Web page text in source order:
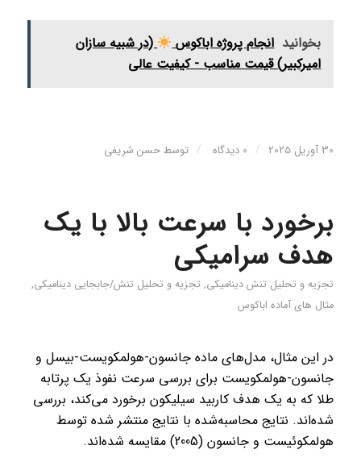
بخوانید انجام پروژه اباکوس
(در شبیه سازان
امیرکبیر) قیمت مناسب - کیفیت عالی
30 آوریل 2025 / 0 دیدگاه / توسطحسن شریفی
برخورد با سرعت بالا با یک
هدف سرامیکی
تجزیه و تحلیل تنش دینامیکی, تجزیه و تحلیل تنش/جابجایی دینامیکی,
مثال های آماده اباکوس
در این مثال، مدل‌های ماده جانسون-هولمکویست-بیسل و
جانسون-هولمکویست برای بررسی سرعت نفوذ یک پرتابه
طلا که به یک هدف کاربید سیلیکون برخورد می‌کند، بررسی
شده‌اند. نتایج محاسبه‌شده با نتایج منتشر شده توسط
هولمکوئیست و جانسون (2005) مقایسه شده‌اند.